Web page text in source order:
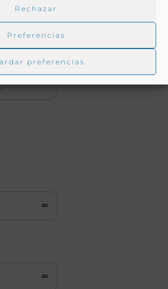
Rechazar
Preferencias
preferencias
de Ahumada